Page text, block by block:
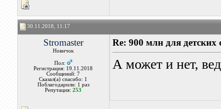
30.11.2018, 11:17
Stromaster
Новичок
Пол:
Регистрация: 19.11.2018
Сообщений: 7
Сказал(а) спасибо: 1
Поблагодарили: 1 раз
Репутация:253
Re: 900 млн для
А может и нет,